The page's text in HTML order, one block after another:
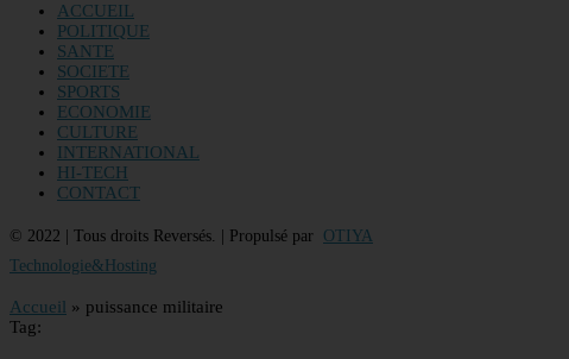
ACCUEIL
POLITIQUE
SANTE
SOCIETE
SPORTS
ECONOMIE
CULTURE
INTERNATIONAL
HI-TECH
CONTACT
© 2022 | Tous droits Reversés. | Propulsé par OTIYA
Technologie&Hosting
Accueil » puissance militaire
Tag: